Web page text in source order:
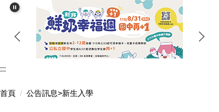
行政谷歌雲端信箱
會計資訊系統
重要章程
資訊設備線上報修
新北教育局信箱
新北市親師生平台
新北教育局谷歌雲端服務
校園圖書館
學生健康自主管理網
:::
首頁 公告訊息>新生入學